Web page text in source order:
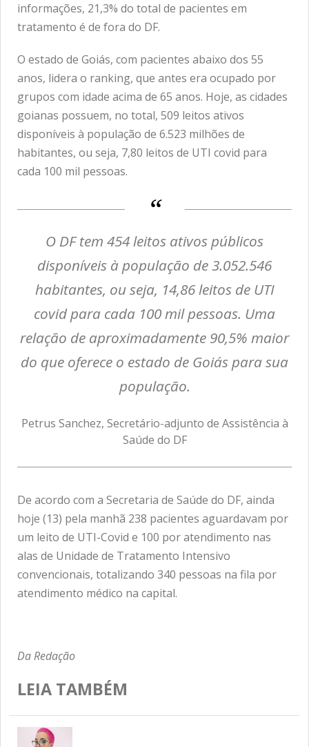
informações, 21,3% do total de pacientes em
tratamento é de fora do DF.
O estado de Goiás, com pacientes abaixo dos 55
anos, lidera o ranking, que antes era ocupado por
grupos com idade acima de 65 anos. Hoje, as cidades
goianas possuem, no total, 509 leitos ativos
disponíveis à população de 6.523 milhões de
habitantes, ou seja, 7,80 leitos de UTI covid para
cada 100 mil pessoas.
O DF tem 454 leitos ativos públicos
disponíveis à população de 3.052.546
habitantes, ou seja, 14,86 leitos de UTI
covid para cada 100 mil pessoas. Uma
relação de aproximadamente 90,5% maior
do que oferece o estado de Goiás para sua
população.
Petrus Sanchez, Secretário-adjunto de Assistência à
Saúde do DF
De acordo com a Secretaria de Saúde do DF, ainda
hoje (13) pela manhã 238 pacientes aguardavam por
um leito de UTI-Covid e 100 por atendimento nas
alas de Unidade de Tratamento Intensivo
convencionais, totalizando 340 pessoas na fila por
atendimento médico na capital.
Da Redação
LEIA TAMBÉM